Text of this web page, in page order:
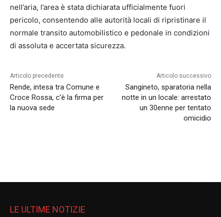
nell’aria, l’area è stata dichiarata ufficialmente fuori
pericolo, consentendo alle autorità locali di ripristinare il
normale transito automobilistico e pedonale in condizioni
di assoluta e accertata sicurezza.
Articolo precedente
Rende, intesa tra Comune e
Croce Rossa, c’è la firma per
la nuova sede
Articolo successivo
Sangineto, sparatoria nella
notte in un locale: arrestato
un 30enne per tentato
omicidio
LE ULTIME NOTIZIE